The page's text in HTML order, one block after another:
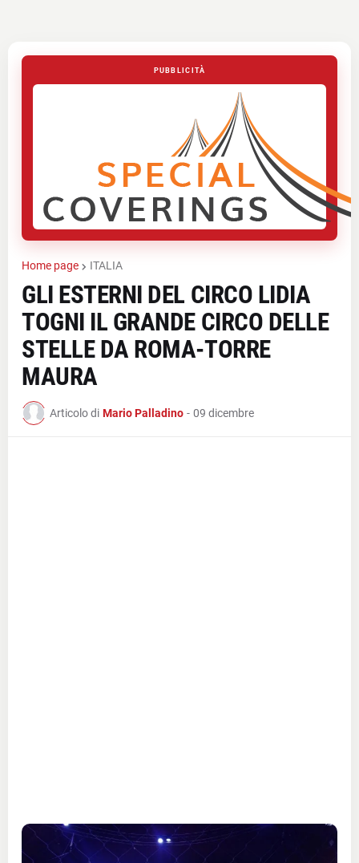
PUBBLICITÀ
Home page ITALIA
GLI ESTERNI DEL CIRCO LIDIA
TOGNI IL GRANDE CIRCO DELLE
STELLE DA ROMA-TORRE
MAURA
Articolo di Mario Palladino - 09 dicembre